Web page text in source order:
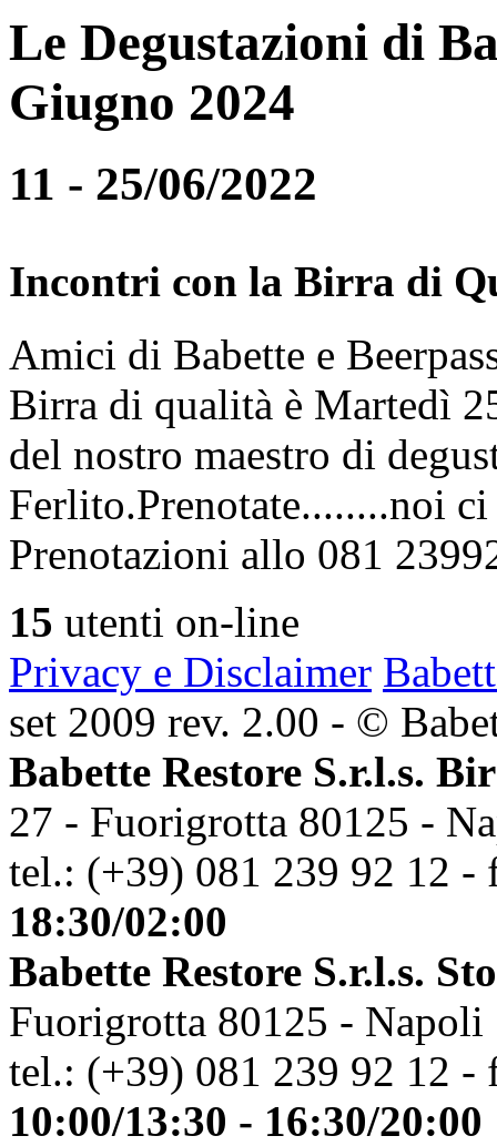
Le Degustazioni di
Giugno 2024
11 - 25/06/2022
Incontri con la Birra di
Amici di Babette e
Birra di qualità è Martedì
del nostro maestro di
Ferlito.Prenotate........noi
Prenotazioni allo 081
15 utenti on-line
Privacy e Disclaimer
set 2009 rev. 2.00 - ©
Babette Restore S.r.l.s.
27 - Fuorigrotta 80125 -
tel.: (+39) 081 239 92 12 -
18:30/02:00
Babette Restore S.r.l.s.
Fuorigrotta 80125 - Napoli
tel.: (+39) 081 239 92 12 -
10:00/13:30 - 16:30/20:00